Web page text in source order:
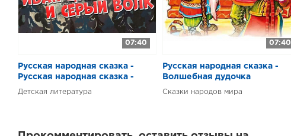
07:40
Русская народная сказка -
Русская народная сказка -
Иван Царевич и серый волк
Детская литература
07:40
Русская народная сказка -
Волшебная дудочка
Сказки народов мира